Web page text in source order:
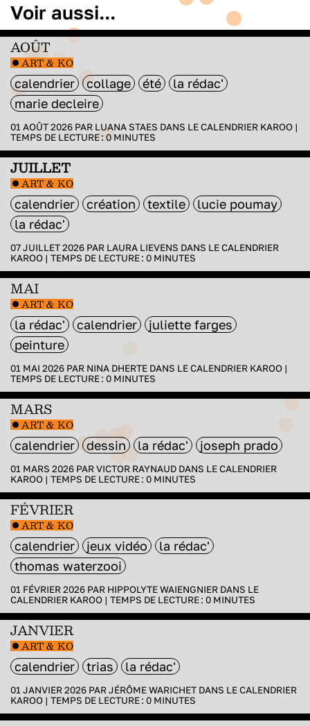
Voir aussi...
AOÛT
ART & KO
calendrier collage été
la rédac'
marie decleire
01 AOÛT 2026 PAR LUANA STAES DANS LE CALENDRIER KAROO |
TEMPS DE LECTURE : 0 MINUTES
JUILLET
ART & KO
calendrier création textile
lucie poumay
la rédac'
07 JUILLET 2026 PAR LAURA LIEVENS DANS LE CALENDRIER
KAROO | TEMPS DE LECTURE : 0 MINUTES
MAI
ART & KO
la rédac' calendrier
juliette farges
peinture
01 MAI 2026 PAR NINA DHERTE DANS LE CALENDRIER KAROO |
TEMPS DE LECTURE : 0 MINUTES
MARS
ART & KO
calendrier dessin la rédac' joseph prado
01 MARS 2026 PARVICTOR RAYNAUD DANS LE CALENDRIER
KAROO | TEMPS DE LECTURE : 0 MINUTES
FÉVRIER
ART & KO
calendrier jeux vidéo
la rédac'
thomas waterzooi
01 FÉVRIER 2026 PAR HIPPOLYTE WAIENGNIER DANS LE
CALENDRIER KAROO | TEMPS DE LECTURE : 0 MINUTES
JANVIER
ART & KO
calendrier trias la rédac'
01 JANVIER 2026 PARJÉRÔME WARICHET DANS LE CALENDRIER
KAROO | TEMPS DE LECTURE : 0 MINUTES